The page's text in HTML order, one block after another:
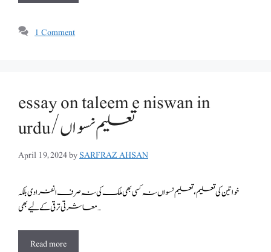
1 Comment
essay on taleem e niswan in
urdu/تعلیم نسواں
April 19, 2024bySARFRAZ AHSAN
خواتین کی تعلیم ، تعلیم نسواں نہ کسی بھی ملک کی نہ صرف انفرادی بلکہ
معاشرتی ترقی کے لیے بھی …
Read more